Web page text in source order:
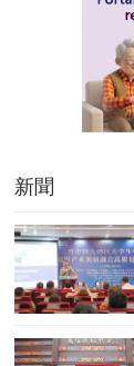
新聞